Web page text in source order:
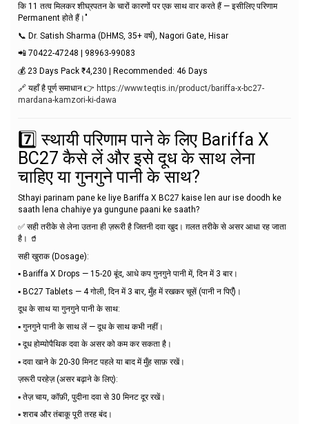
कि 11 तत्व मिलकर शीघ्रपतन के चारों कारणों पर एक साथ वार करते हैं — इसीलिए परिणाम
Permanent होते हैं।"
📞 Dr. Satish Sharma (DHMS, 35+ वर्ष), Nagori Gate, Hisar
📲 70422-47248 | 98963-99083
💰 23 Days Pack ₹4,230 | Recommended: 46 Days
🔗 यहाँ है पूर्ण समाधान 👉 https://www.teqtis.in/product/bariffa-x-bc27-
mardana-kamzori-ki-dawa
7️⃣ स्थायी परिणाम पाने के लिए Bariffa X
BC27 कैसे लें और इसे दूध के साथ लेना
चाहिए या गुनगुने पानी के साथ?
Sthayi parinam pane ke liye Bariffa X BC27 kaise len aur ise doodh ke
saath lena chahiye ya gungune paani ke saath?
✅ सही तरीके से लेना उतना ही ज़रूरी है जितनी दवा खुद। ग़लत तरीके से असर आधा रह जाता
है। 🥤
सही खुराक (Dosage):
▪️ Bariffa X Drops — 15-20 बूंद, आधे कप गुनगुने पानी में, दिन में 3 बार।
▪️ BC27 Tablets — 4 गोली, दिन में 3 बार, मुँह में रखकर चूसें (पानी न पिएँ)।
दूध के साथ या गुनगुने पानी के साथ:
▪️ गुनगुने पानी के साथ लें — दूध के साथ कभी नहीं।
▪️ दूध होम्योपैथिक दवा के असर को कम कर सकता है।
▪️ दवा खाने के 20-30 मिनट पहले या बाद में मुँह साफ़ रखें।
ज़रूरी परहेज़ (असर बढ़ाने के लिए):
▪️ तेज़ चाय, कॉफ़ी, पुदीना दवा से 30 मिनट दूर रखें।
▪️ शराब और तंबाकू पूरी तरह बंद।